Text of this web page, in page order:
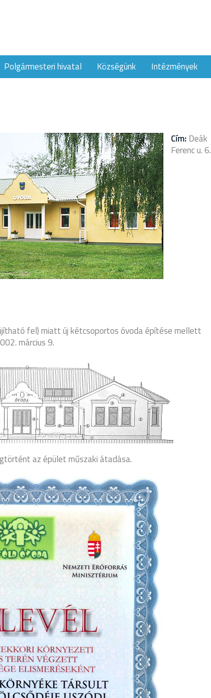
Polgármesteri hivatal Községünk Intézmények
Cím: Deák
Ferenc u. 6.
fel) miatt új kétcsoportos óvoda építése mellett
március 9.
az épület műszaki átadása.